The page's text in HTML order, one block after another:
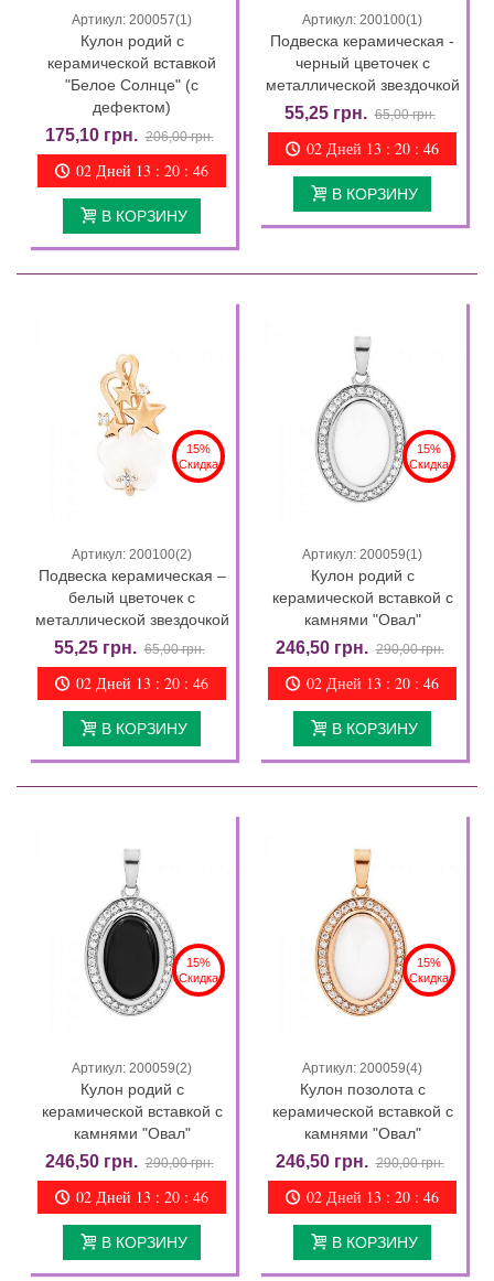
Артикул: 200057(1)
Кулон родий с
керамической вставкой
"Белое Солнце" (с
дефектом)
175,10 грн. 206,00 грн.
02 Дней 13 : 20 : 46
В КОРЗИНУ
Артикул: 200100(1)
Подвеска керамическая -
черный цветочек с
металлической звездочкой
55,25 грн. 65,00 грн.
02 Дней 13 : 20 : 46
В КОРЗИНУ
15%
Скидка
Артикул: 200100(2)
Подвеска керамическая –
белый цветочек с
металлической звездочкой
55,25 грн. 65,00 грн.
02 Дней 13 : 20 : 46
В КОРЗИНУ
15%
Скидка
Артикул: 200059(1)
Кулон родий с
керамической вставкой с
камнями "Овал"
246,50 грн. 290,00 грн.
02 Дней 13 : 20 : 46
В КОРЗИНУ
15%
Скидка
Артикул: 200059(2)
Кулон родий с
керамической вставкой с
камнями "Овал"
246,50 грн. 290,00 грн.
02 Дней 13 : 20 : 46
В КОРЗИНУ
15%
Скидка
Артикул: 200059(4)
Кулон позолота с
керамической вставкой с
камнями "Овал"
246,50 грн. 290,00 грн.
02 Дней 13 : 20 : 46
В КОРЗИНУ